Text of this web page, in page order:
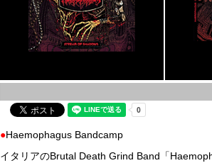
●Haemophagus Bandcamp
イタリアのBrutal Death Grind Band「